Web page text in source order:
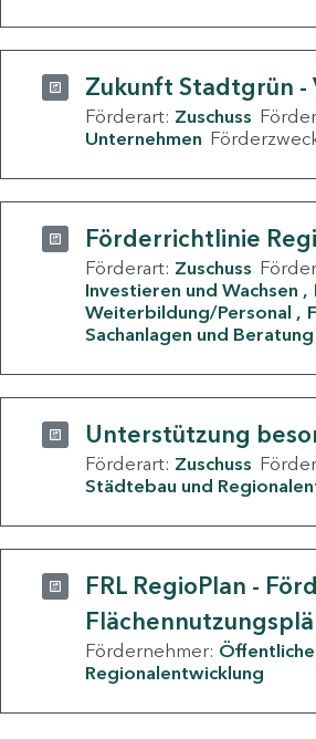
Zukunft Stadtgrün -
Förderart: Zuschuss
Unternehmen
Förderrichtlinie
Förderart: Zuschuss
Investieren und Wachsen
Weiterbildung/Personal
Sachanlagen und Beratung
Unterstützung
Förderart: Zuschuss
Städtebau und
FRL RegioPlan -
Fördernehmer:
Regionalentwicklung